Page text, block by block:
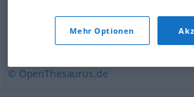
,Unterhaltung,Unterhalt,
Wartungsarbeiten
Erhaltung
© OpenThesaurus.de
Mehr Optionen